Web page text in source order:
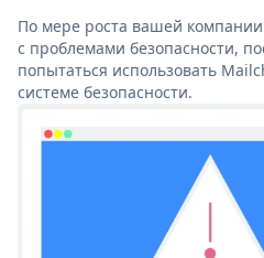
По мере роста вашей
с проблемами безопасности,
попытаться использовать
системе безопасности.